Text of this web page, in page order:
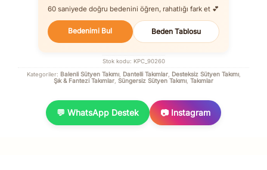
60 saniyede doğru bedenini öğren, rahatlığı fark et 💕
Bedenimi Bul Beden Tablosu
Stok kodu: KPC_90260
Kategoriler: Balenli Sütyen Takımı, Dantelli Takımlar, Desteksiz Sütyen Takımı,
Şık & Fantezi Takımlar Süngersiz Sütyen Takımı Takımlar
💬 WhatsApp Destek 📷 Instagram